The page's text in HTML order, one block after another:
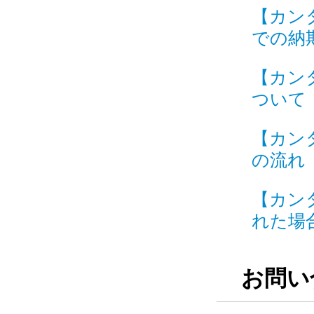
【カ
での
【カ
つい
【カ
の流
【カ
れた場
お問